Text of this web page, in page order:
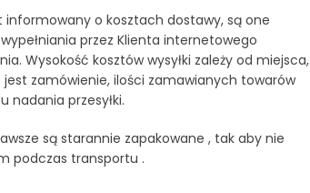
informowany o kosztach dostawy, są one
przez Klienta internetowego
Wysokość kosztów wysyłki zależy od miejsca,
jest zamówienie, ilości zamawianych towarów
nadania przesyłki.
są starannie zapakowane , tak aby nie
podczas transportu .